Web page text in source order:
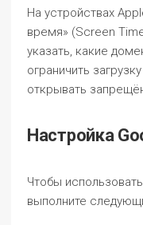
На устройствах
время» (Screen
указать, какие
ограничить
открывать
Настройка
Чтобы
выполните